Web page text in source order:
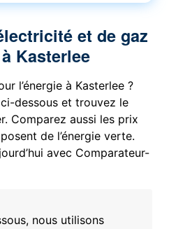
et de gaz
Kasterlee
l’énergie à Kasterlee ?
dessous et trouvez le
Comparez aussi les prix
de l’énergie verte.
avec Comparateur-
nous utilisons